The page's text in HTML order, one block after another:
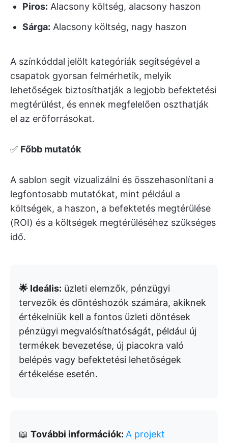
Piros: Alacsony költség, alacsony haszon
Sárga: Alacsony költség, nagy haszon
A színkóddal jelölt kategóriák segítségével a
csapatok gyorsan felmérhetik, melyik
lehetőségek biztosíthatják a legjobb befektetési
megtérülést, és ennek megfelelően oszthatják
el az erőforrásokat.
✅ Főbb mutatók
A sablon segít vizualizálni és összehasonlítani a
legfontosabb mutatókat, mint például a
költségek, a haszon, a befektetés megtérülése
(ROI) és a költségek megtérüléséhez szükséges
idő.
🌟 Ideális: üzleti elemzők, pénzügyi
tervezők és döntéshozók számára, akiknek
értékelniük kell a fontos üzleti döntések
pénzügyi megvalósíthatóságát, például új
termékek bevezetése, új piacokra való
belépés vagy befektetési lehetőségek
értékelése esetén.
📖 További információk: A projekt